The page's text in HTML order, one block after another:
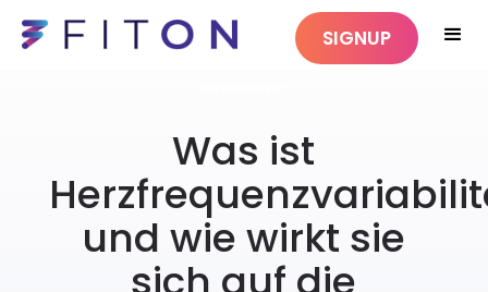
SIGNUP
Was ist
und wie wirkt sie